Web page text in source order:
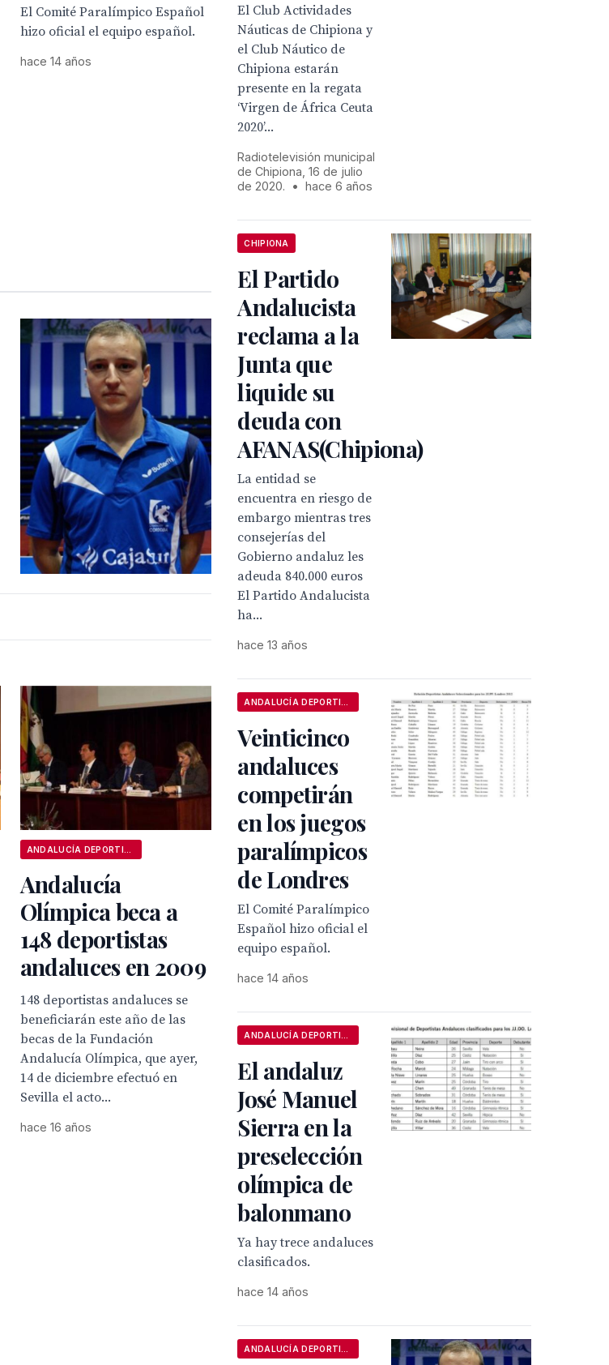
El Comité Paralímpico Español
hizo oficial el equipo español.
hace 14 años
Andalucía
Olímpica beca a
148 deportistas
andaluces en 2009
148 deportistas andaluces se
beneficiarán este año de las
becas de la Fundación
Andalucía Olímpica, que ayer,
14 de diciembre efectuó en
Sevilla el acto...
hace 16 años
El Club Actividades
Náuticas de Chipiona y
el Club Náutico de
Chipiona estarán
presente en la regata
‘Virgen de África Ceuta
2020’...
Radiotelevisión municipal
de Chipiona, 16 de julio
de 2020.
• hace 6 años
CHIPIONA
El Partido
Andalucista
reclama a la
Junta que
liquide su
deuda con
AFANAS(Chipiona)
La entidad se
encuentra en riesgo de
embargo mientras tres
consejerías del
Gobierno andaluz les
adeuda 840.000 euros
El Partido Andalucista
ha...
hace 13 años
Veinticinco
andaluces
competirán
en los juegos
paralímpicos
de Londres
El Comité Paralímpico
Español hizo oficial el
equipo español.
hace 14 años
El andaluz
José Manuel
Sierra en la
preselección
olímpica de
balonmano
Ya hay trece andaluces
clasificados.
hace 14 años